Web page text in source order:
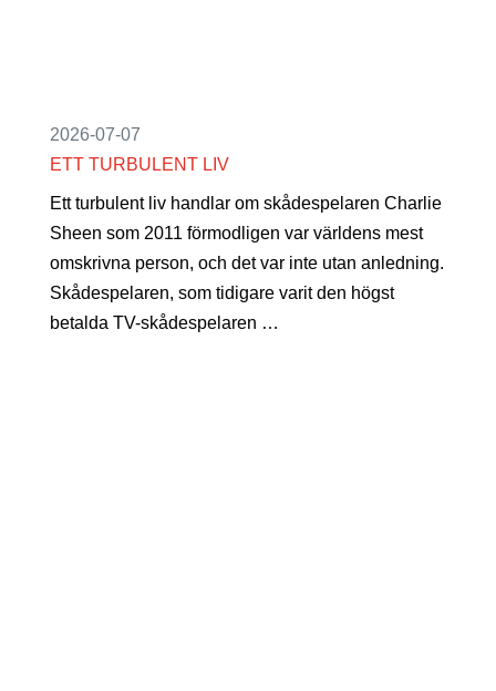
2026-07-07
ETT TURBULENT LIV
Ett turbulent liv handlar om skådespelaren Charlie
Sheen som 2011 förmodligen var världens mest
omskrivna person, och det var inte utan anledning.
Skådespelaren, som tidigare varit den högst
betalda TV-skådespelaren …